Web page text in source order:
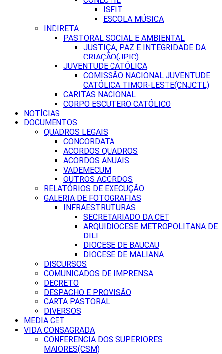
ISFIT
ESCOLA MÚSICA
INDIRETA
PASTORAL SOCIAL E AMBIENTAL
JUSTIÇA, PAZ E INTEGRIDADE DA
CRIAÇÃO(JPIC)
JUVENTUDE CATÓLICA
COMISSÃO NACIONAL JUVENTUDE
CATÓLICA TIMOR-LESTE(CNJCTL)
CARITAS NACIONAL
CORPO ESCUTERO CATÓLICO
NOTÍCIAS
DOCUMENTOS
QUADROS LEGAIS
CONCORDATA
ACORDOS QUADROS
ACORDOS ANUAIS
VADEMECUM
OUTROS ACORDOS
RELATÓRIOS DE EXECUÇÃO
GALERIA DE FOTOGRAFIAS
INFRAESTRUTURAS
SECRETARIADO DA CET
ARQUIDIOCESE METROPOLITANA DE
DILI
DIOCESE DE BAUCAU
DIOCESE DE MALIANA
DISCURSOS
COMUNICADOS DE IMPRENSA
DECRETO
DESPACHO E PROVISÃO
CARTA PASTORAL
DIVERSOS
MEDIA CET
VIDA CONSAGRADA
CONFERENCIA DOS SUPERIORES
MAIORES(CSM)